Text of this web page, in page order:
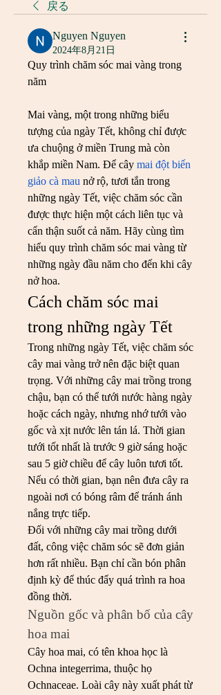
戻る
Nguyen Nguyen
2024年8月21日
Quy trình chăm sóc mai vàng trong
năm
Mai vàng, một trong những biểu
tượng của ngày Tết, không chỉ được
ưa chuộng ở miền Trung mà còn
khắp miền Nam. Để cây mai đột biến
giảo cà mau nở rộ, tươi tắn trong
những ngày Tết, việc chăm sóc cần
được thực hiện một cách liên tục và
cẩn thận suốt cả năm. Hãy cùng tìm
hiểu quy trình chăm sóc mai vàng từ
những ngày đầu năm cho đến khi cây
nở hoa.
Cách chăm sóc mai
trong những ngày Tết
Trong những ngày Tết, việc chăm sóc
cây mai vàng trở nên đặc biệt quan
trọng. Với những cây mai trồng trong
chậu, bạn có thể tưới nước hàng ngày
hoặc cách ngày, nhưng nhớ tưới vào
gốc và xịt nước lên tán lá. Thời gian
tưới tốt nhất là trước 9 giờ sáng hoặc
sau 5 giờ chiều để cây luôn tươi tốt.
Nếu có thời gian, bạn nên đưa cây ra
ngoài nơi có bóng râm để tránh ánh
nắng trực tiếp.
Đối với những cây mai trồng dưới
đất, công việc chăm sóc sẽ đơn giản
hơn rất nhiều. Bạn chỉ cần bón phân
định kỳ để thúc đẩy quá trình ra hoa
đồng thời.
Nguồn gốc và phân bố của cây
hoa mai
Cây hoa mai, có tên khoa học là
Ochna integerrima, thuộc họ
Ochnaceae. Loài cây này xuất phát từ